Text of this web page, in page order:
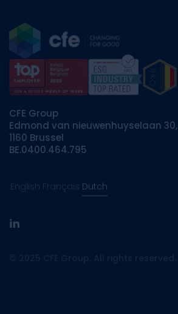
CFE Group
Edmond van nieuwenhuyselaan 30,
1160 Brussel
BE.0400.464.795
English Français Dutch
linkedin